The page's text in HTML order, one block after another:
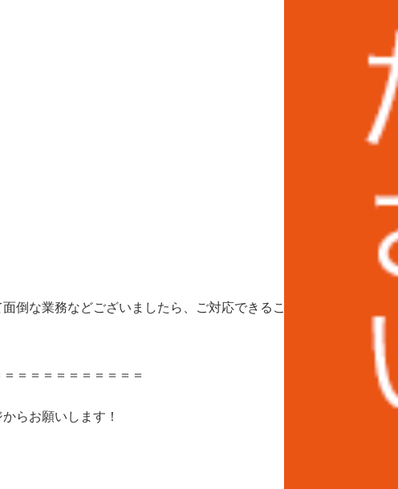
倒な業務などございましたら、ご対応できることもございま
＝＝＝＝＝＝＝＝＝＝
らお願いします！